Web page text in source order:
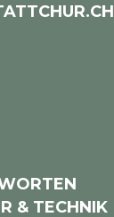
& TECHNIK